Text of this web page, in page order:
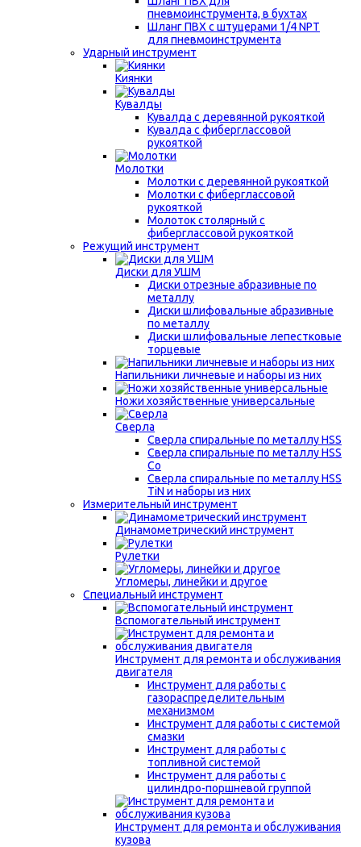
пневмоинструмента, в бухтах
Шланг ПВХ с штуцерами 1/4 NPT
для пневмоинструмента
Ударный инструмент
Киянки
Кувалды
Кувалда с деревянной рукояткой
Кувалда с фиберглассовой
рукояткой
Молотки
Молотки с деревянной рукояткой
Молотки с фиберглассовой
рукояткой
Молоток столярный с
фиберглассовой рукояткой
Режущий инструмент
Диски для УШМ
Диски отрезные абразивные по
металлу
Диски шлифовальные абразивные
по металлу
Диски шлифовальные лепестковые
торцевые
Напильники личневые и наборы из них
Ножи хозяйственные универсальные
Сверла
Сверла спиральные по металлу HSS
Сверла спиральные по металлу HSS
Co
Сверла спиральные по металлу HSS
TiN и наборы из них
Измерительный инструмент
Динамометрический инструмент
Рулетки
Угломеры, линейки и другое
Специальный инструмент
Вспомогательный инструмент
Инструмент для ремонта и обслуживания
двигателя
Инструмент для работы с
газораспределительным
механизмом
Инструмент для работы с системой
смазки
Инструмент для работы с
топливной системой
Инструмент для работы с
цилиндро-поршневой группой
Инструмент для ремонта и обслуживания
кузова